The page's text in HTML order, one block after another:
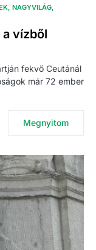
NAGYVILÁG
vízből
fekvő Ceutánál
már 72 ember
Megnyitom